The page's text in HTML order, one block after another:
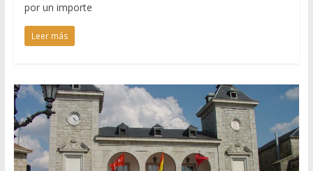
por un importe
Leer más